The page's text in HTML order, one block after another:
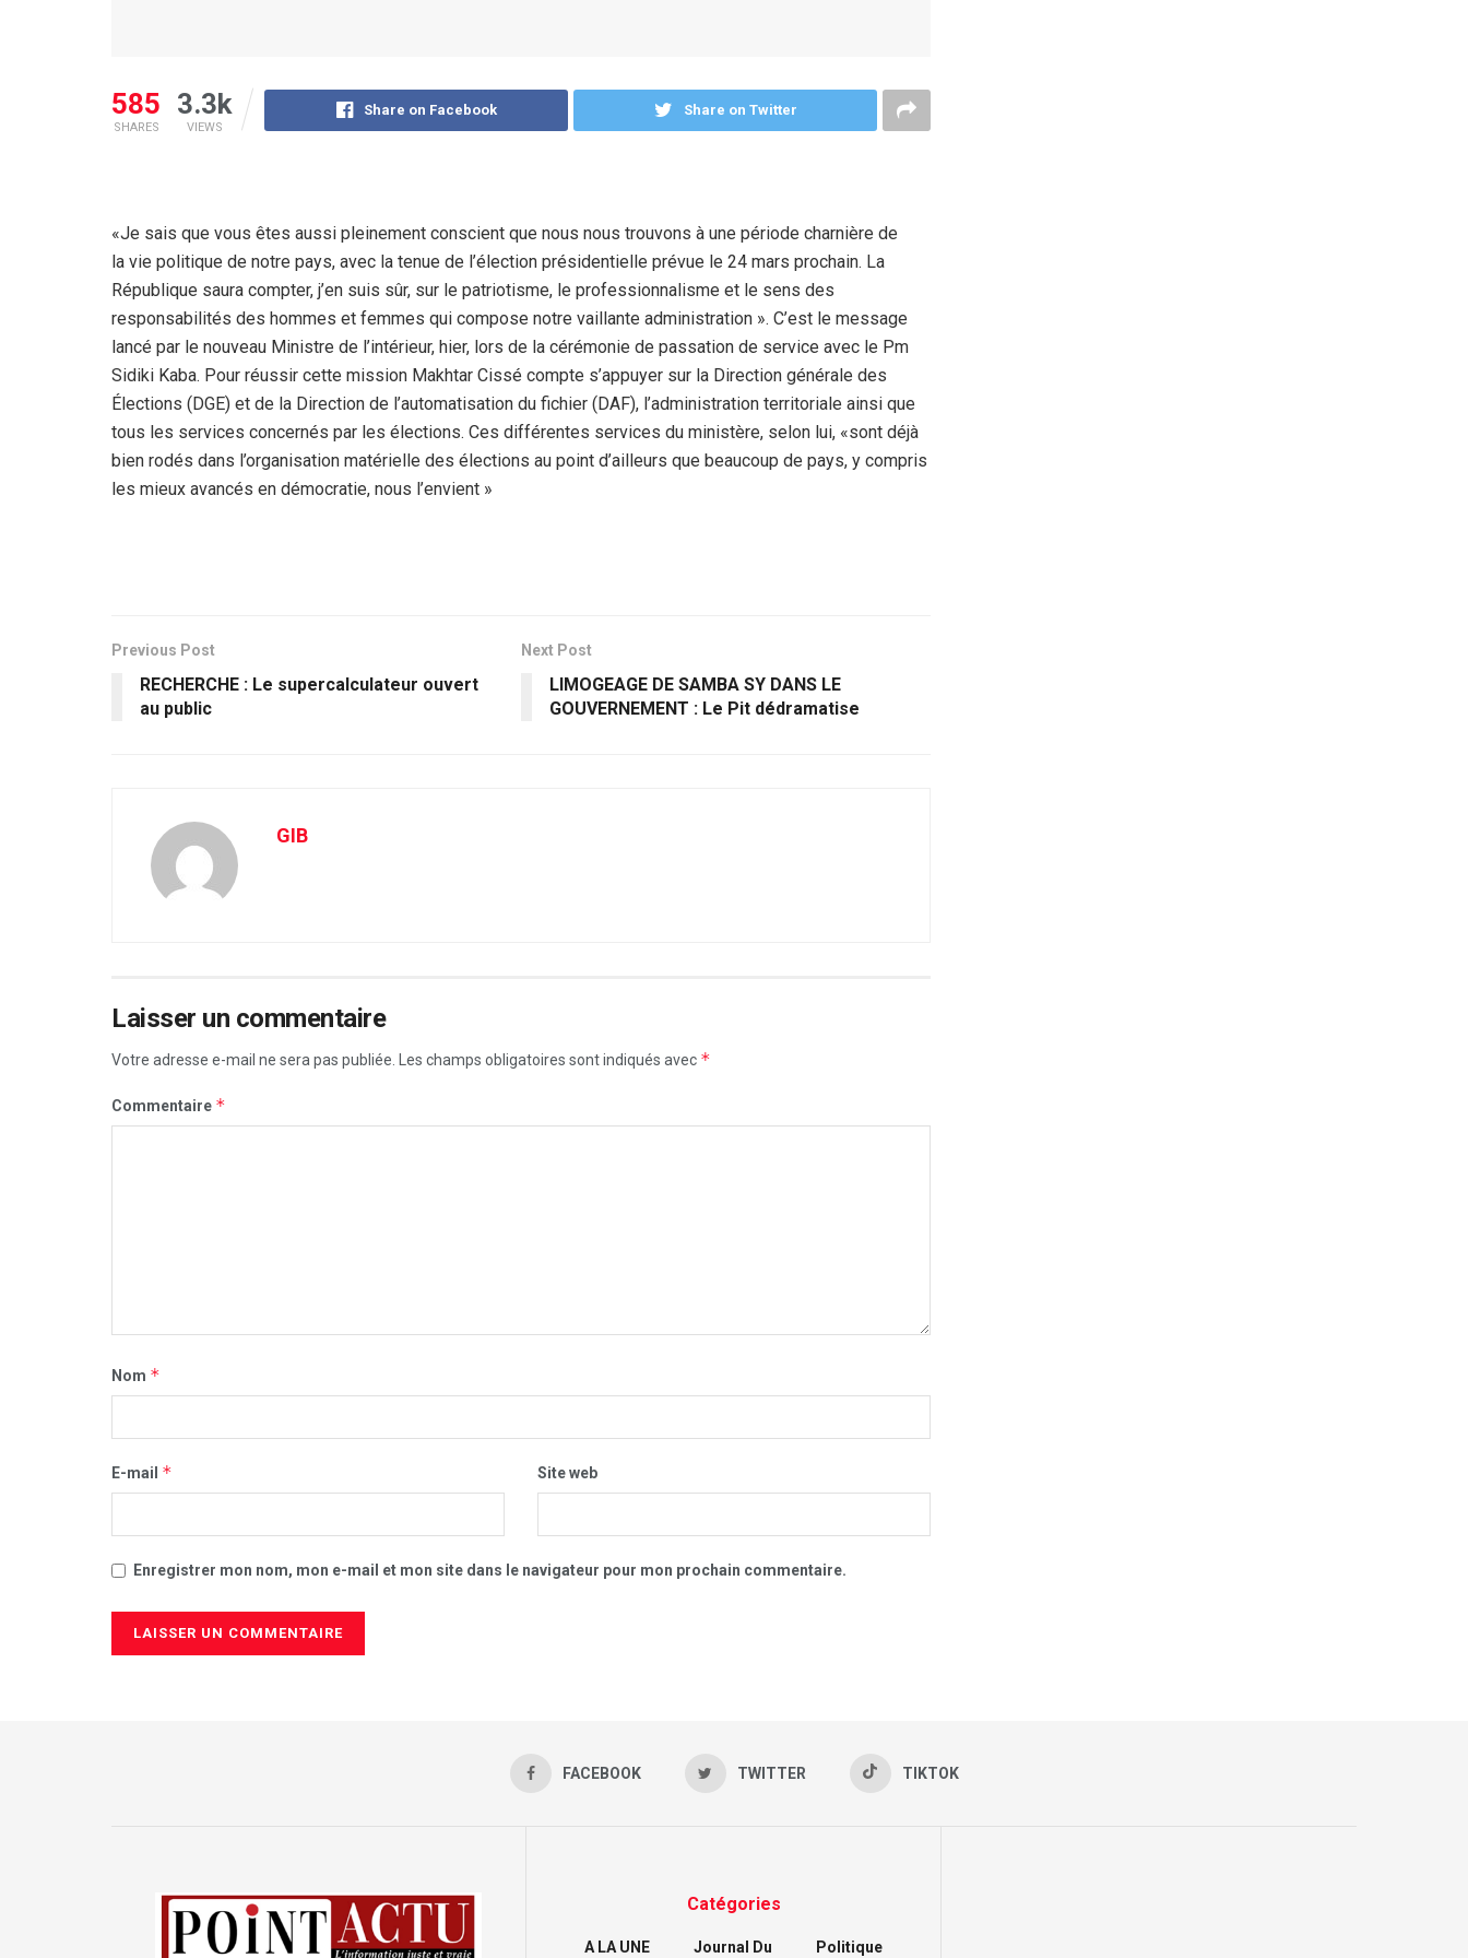
585
SHARES
3.3k
VIEWS
Share on Facebook Share on Twitter
«Je sais que vous êtes aussi pleinement conscient que nous nous trouvons à une période charnière de
la vie politique de notre pays, avec la tenue de l’élection présidentielle prévue le 24 mars prochain. La
République saura compter, j’en suis sûr, sur le patriotisme, le professionnalisme et le sens des
responsabilités des hommes et femmes qui compose notre vaillante administration ». C’est le message
lancé par le nouveau Ministre de l’intérieur, hier, lors de la cérémonie de passation de service avec le Pm
Sidiki Kaba. Pour réussir cette mission Makhtar Cissé compte s’appuyer sur la Direction générale des
Élections (DGE) et de la Direction de l’automatisation du fichier (DAF), l’administration territoriale ainsi que
tous les services concernés par les élections. Ces différentes services du ministère, selon lui, «sont déjà
bien rodés dans l’organisation matérielle des élections au point d’ailleurs que beaucoup de pays, y compris
les mieux avancés en démocratie, nous l’envient »
Previous Post
RECHERCHE : Le supercalculateur ouvert
au public
Next Post
LIMOGEAGE DE SAMBA SY DANS LE
GOUVERNEMENT : Le Pit dédramatise
GIB
Laisser un commentaire
Votre adresse e-mail ne sera pas publiée. Les champs obligatoires sont indiqués avec *
Commentaire *
Nom *
E-mail * Site web
Enregistrer mon nom, mon e-mail et mon site dans le navigateur pour mon prochain commentaire.
FACEBOOK TWITTER TIKTOK
Catégories
A LA UNE
Journal Du
Politique